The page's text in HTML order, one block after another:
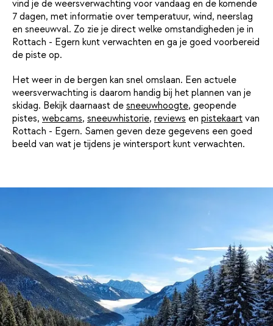
vind je de weersverwachting voor vandaag en de komende
7 dagen, met informatie over temperatuur, wind, neerslag
en sneeuwval. Zo zie je direct welke omstandigheden je in
Rottach - Egern kunt verwachten en ga je goed voorbereid
de piste op.
Het weer in de bergen kan snel omslaan. Een actuele
weersverwachting is daarom handig bij het plannen van je
skidag. Bekijk daarnaast de sneeuwhoogte, geopende
pistes, webcams, sneeuwhistorie, reviews en pistekaart van
Rottach - Egern. Samen geven deze gegevens een goed
beeld van wat je tijdens je wintersport kunt verwachten.